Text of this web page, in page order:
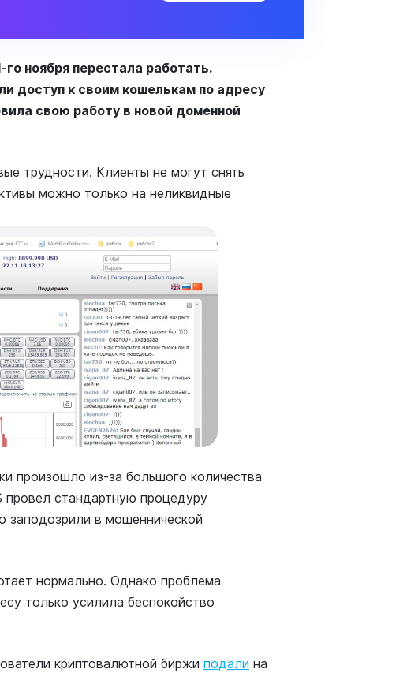
ноября перестала работать.
доступ к своим кошелькам по адресу
свою работу в новой доменной
трудности. Клиенты не могут снять
можно только на неликвидные
произошло из-за большого количества
стандартную процедуру
заподозрили в мошеннической
нормально. Однако проблема
только усилила беспокойство
криптовалютной биржи подали на